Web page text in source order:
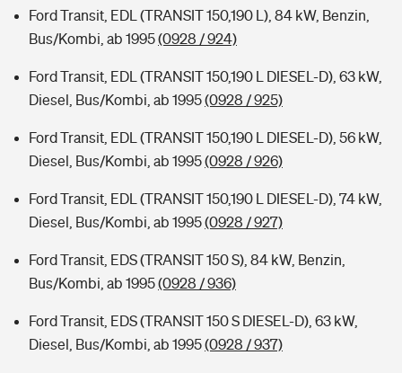
Ford Transit, EDL (TRANSIT 150,190 L), 84 kW, Benzin,
Bus/Kombi, ab 1995(0928 / 924)
Ford Transit, EDL (TRANSIT 150,190 L DIESEL-D), 63 kW,
Diesel, Bus/Kombi, ab 1995(0928 / 925)
Ford Transit, EDL (TRANSIT 150,190 L DIESEL-D), 56 kW,
Diesel, Bus/Kombi, ab 1995(0928 / 926)
Ford Transit, EDL (TRANSIT 150,190 L DIESEL-D), 74 kW,
Diesel, Bus/Kombi, ab 1995(0928 / 927)
Ford Transit, EDS (TRANSIT 150 S), 84 kW, Benzin,
Bus/Kombi, ab 1995(0928 / 936)
Ford Transit, EDS (TRANSIT 150 S DIESEL-D), 63 kW,
Diesel, Bus/Kombi, ab 1995(0928 / 937)